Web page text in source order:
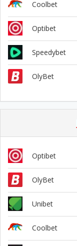
Coolbet
Optibet
Speedybet
OlyBet
Optibet
OlyBet
Unibet
Coolbet